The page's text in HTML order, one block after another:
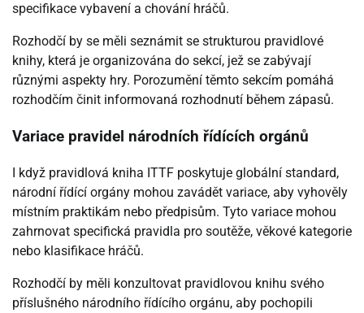
specifikace vybavení a chování hráčů.
Rozhodčí by se měli seznámit se strukturou pravidlové
knihy, která je organizována do sekcí, jež se zabývají
různými aspekty hry. Porozumění těmto sekcím pomáhá
rozhodčím činit informovaná rozhodnutí během zápasů.
Variace pravidel národních řídících orgánů
I když pravidlová kniha ITTF poskytuje globální standard,
národní řídící orgány mohou zavádět variace, aby vyhověly
místním praktikám nebo předpisům. Tyto variace mohou
zahrnovat specifická pravidla pro soutěže, věkové kategorie
nebo klasifikace hráčů.
Rozhodčí by měli konzultovat pravidlovou knihu svého
příslušného národního řídícího orgánu, aby pochopili